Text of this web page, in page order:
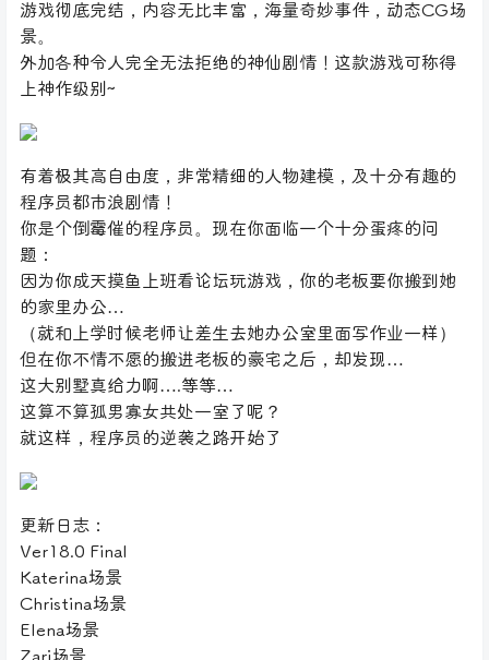
游戏彻底完结，内容无比丰富，海量奇妙事件，动态CG场
景。
外加各种令人完全无法拒绝的神仙剧情！这款游戏可称得
上神作级别~
有着极其高自由度，非常精细的人物建模，及十分有趣的
程序员都市浪剧情！
你是个倒霉催的程序员。现在你面临一个十分蛋疼的问
题：
因为你成天摸鱼上班看论坛玩游戏，你的老板要你搬到她
的家里办公…
（就和上学时候老师让差生去她办公室里面写作业一样）
但在你不情不愿的搬进老板的豪宅之后，却发现…
这大别墅真给力啊….等等…
这算不算孤男寡女共处一室了呢？
就这样，程序员的逆袭之路开始了
更新日志：
Ver18.0 Final
Katerina场景
Christina场景
Elena场景
Zari场景